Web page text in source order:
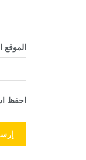
الموقع
احفظ